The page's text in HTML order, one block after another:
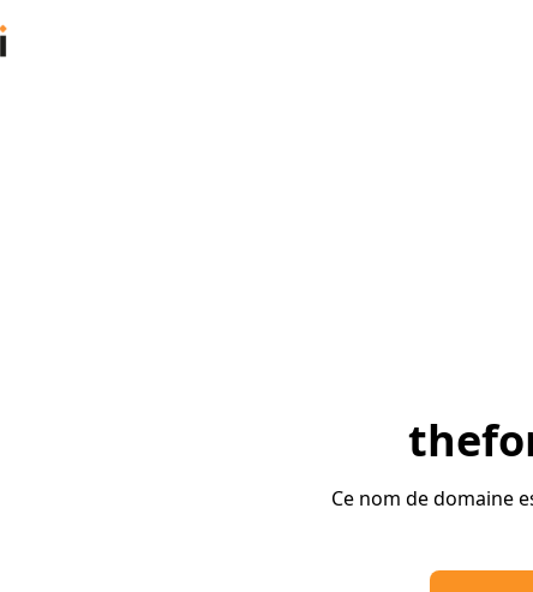
Ce nom de domaine